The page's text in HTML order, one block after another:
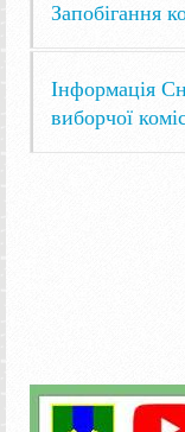
Запобігання
Інформація
виборчої